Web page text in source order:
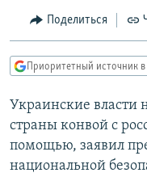
Вернутся
главной
навигации
Вернутся
поиску
МНЕНИЯ
IDEL.РЕАЛИИ
КАВКАЗ.РЕАЛИИ
СЕВЕР.РЕАЛИИ
СИБИРЬ.РЕАЛИИ
Поделиться
Приоритетный источник
Украинские власти
страны конвой с
помощью, заявил
национальной